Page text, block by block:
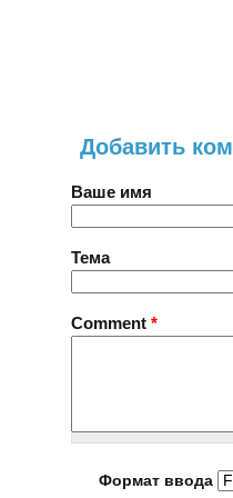
Добавить
Ваше имя
Тема
Comment *
Формат ввода